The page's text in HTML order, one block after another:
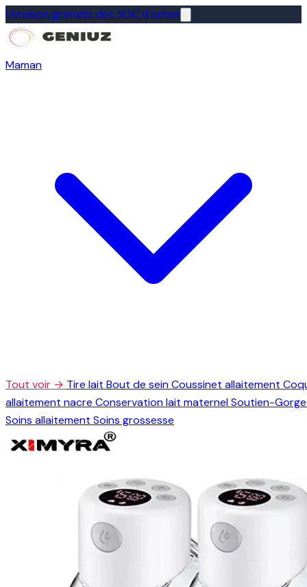
Livraison gratuite dès 50€ d'achat
Maman
Tout voir → Tire lait Bout de seinCoussinet allaitement
allaitement nacre Conservation lait maternelSoutien-
Soins allaitement Soins grossesse